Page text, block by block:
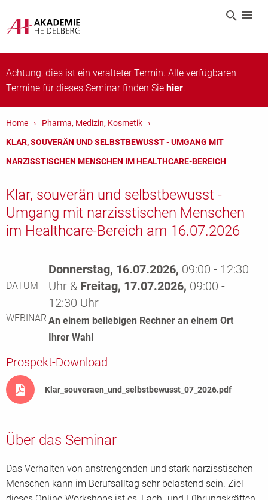
Achtung, dies ist ein veralteter Termin. Alle verfügbaren
Termine für dieses Seminar finden Sie hier.
Home
Pharma, Medizin, Kosmetik
KLAR, SOUVERÄN UND SELBSTBEWUSST - UMGANG MIT
NARZISSTISCHEN MENSCHEN IM HEALTHCARE-BEREICH
Klar, souverän und selbstbewusst -
Umgang mit narzisstischen Menschen
im Healthcare-Bereich am 16.07.2026
DATUM
Donnerstag, 16.07.2026, 09:00 - 12:30
Uhr & Freitag, 17.07.2026, 09:00 -
12:30 Uhr
WEBINARAn einem beliebigen Rechner an einem Ort
Ihrer Wahl
Prospekt-Download
Klar_souveraen_und_selbstbewusst_07_2026.pdf
Über das Seminar
Das Verhalten von anstrengenden und stark narzisstischen
Menschen kann im Berufsalltag sehr belastend sein. Ziel